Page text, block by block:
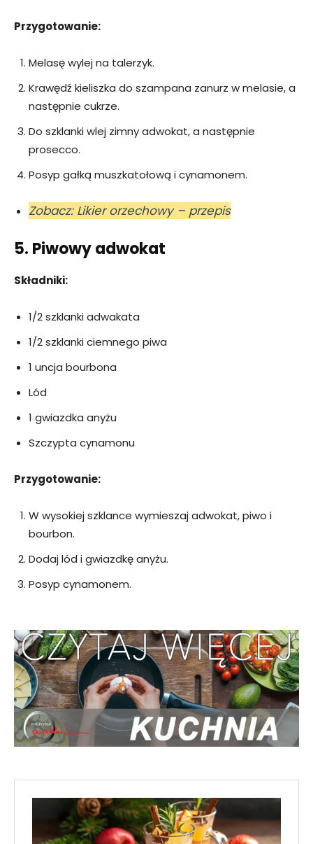
Przygotowanie:
Melasę wylej na talerzyk.
Krawędź kieliszka do szampana zanurz w melasie, a
następnie cukrze.
Do szklanki wlej zimny adwokat, a następnie
prosecco.
Posyp gałką muszkatołową i cynamonem.
Zobacz: Likier orzechowy – przepis
5. Piwowy adwokat
Składniki:
1/2 szklanki adwakata
1/2 szklanki ciemnego piwa
1 uncja bourbona
Lód
1 gwiazdka anyżu
Szczypta cynamonu
Przygotowanie:
W wysokiej szklance wymieszaj adwokat, piwo i
bourbon.
Dodaj lód i gwiazdkę anyżu.
Posyp cynamonem.